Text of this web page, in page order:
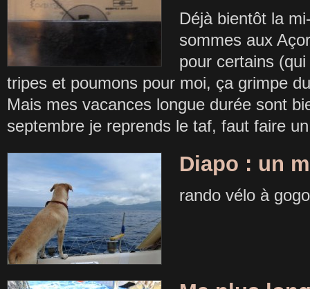
Déjà bientôt la
sommes aux
pour certains
tripes et poumons pour moi, ça grimpe
Mais mes vacances longue durée sont
septembre je reprends le taf, faut faire
Diapo : un
rando vélo à gogo